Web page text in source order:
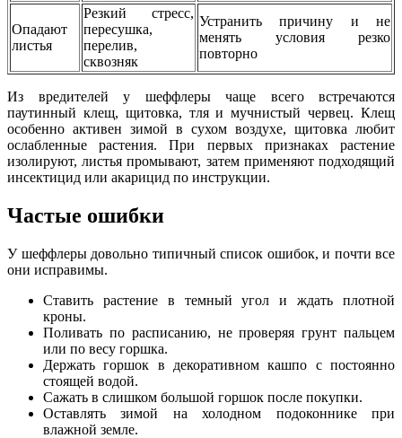
Опадают
листья
Резкий стресс,
пересушка,
перелив,
сквозняк
Устранить причину и не
менять условия резко
повторно
Из вредителей у шеффлеры чаще всего встречаются
паутинный клещ, щитовка, тля и мучнистый червец. Клещ
особенно активен зимой в сухом воздухе, щитовка любит
ослабленные растения. При первых признаках растение
изолируют, листья промывают, затем применяют подходящий
инсектицид или акарицид по инструкции.
Частые ошибки
У шеффлеры довольно типичный список ошибок, и почти все
они исправимы.
Ставить растение в темный угол и ждать плотной
кроны.
Поливать по расписанию, не проверяя грунт пальцем
или по весу горшка.
Держать горшок в декоративном кашпо с постоянно
стоящей водой.
Сажать в слишком большой горшок после покупки.
Оставлять зимой на холодном подоконнике при
влажной земле.